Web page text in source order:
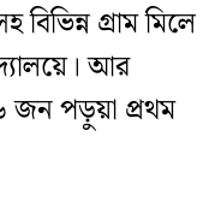
গ্রাম মিলে
আর
জন পড়ুয়া প্রথম